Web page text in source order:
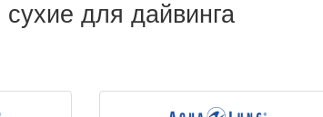
для дайвинга